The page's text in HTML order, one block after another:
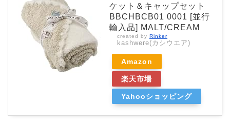
ケット＆キャップセット
BBCHBCB01 0001 [並行
輸入品] MALT/CREAM
created by Rinker
kashwere(カシウエア)
Amazon
楽天市場
Yahooショッピング